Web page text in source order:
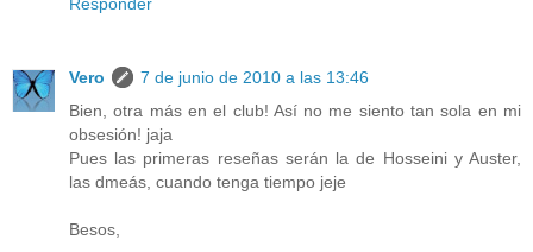
Responder
Vero
7 de junio de 2010 a las 13:46
Bien, otra más en el club! Así no me siento tan sola en mi
obsesión! jaja
Pues las primeras reseñas serán la de Hosseini y Auster,
las dmeás, cuando tenga tiempo jeje
Besos,